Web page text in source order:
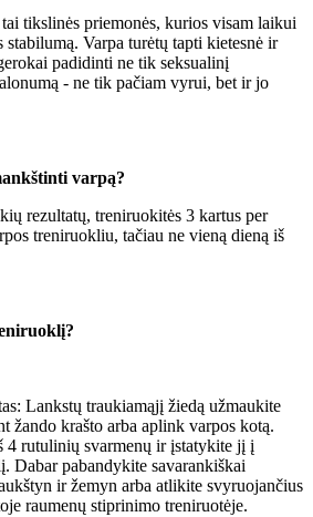
tikslinės priemonės, kurios visam laikui
stabilumą. Varpa turėtų tapti kietesnė ir
padidinti ne tik seksualinį
- ne tik pačiam vyrui, bet ir jo
varpą?
rezultatų, treniruokitės 3 kartus per
treniruokliu, tačiau ne vieną dieną iš
Lankstų traukiamąjį žiedą užmaukite
žando krašto arba aplink varpos kotą.
4 rutulinių svarmenų ir įstatykite jį į
Dabar pabandykite savarankiškai
ir žemyn arba atlikite svyruojančius
raumenų stiprinimo treniruotėje.